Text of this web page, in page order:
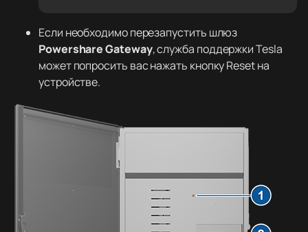
Если необходимо перезапустить шлюз
Powershare Gateway, служба поддержки Tesla
может попросить вас нажать кнопку Reset на
устройстве.